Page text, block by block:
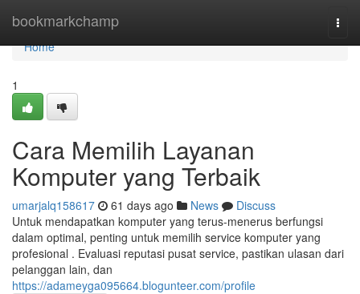
bookmarkchamp
Home
Home
1
Cara Memilih Layanan
Komputer yang Terbaik
umarjalq158617 61 days ago News
Discuss
Untuk mendapatkan komputer yang terus-menerus berfungsi
dalam optimal, penting untuk memilih service komputer yang
profesional . Evaluasi reputasi pusat service, pastikan ulasan dari
pelanggan lain, dan
https://adameyga095664.blogunteer.com/profile